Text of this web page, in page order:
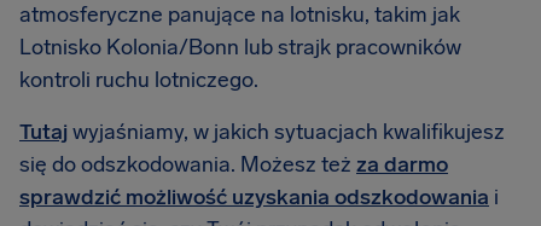
atmosferyczne panujące na lotnisku, takim jak
Lotnisko Kolonia/Bonn lub strajk pracowników
kontroli ruchu lotniczego.
Tutaj wyjaśniamy, w jakich sytuacjach kwalifikujesz
się do odszkodowania. Możesz też za darmo
sprawdzić możliwość uzyskania odszkodowania i